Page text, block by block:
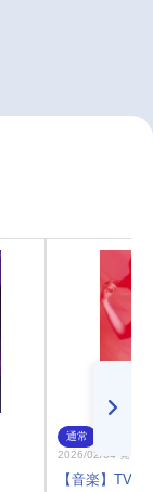
通常
2026/02/04 発売
【音楽】TV